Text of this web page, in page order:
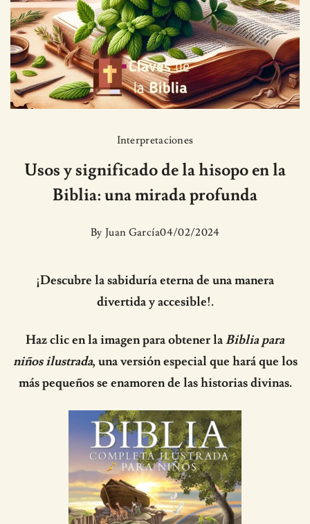
Interpretaciones
Usos y significado de la hisopo en la
Biblia: una mirada profunda
By Juan García04/02/2024
¡Descubre la sabiduría eterna de una manera
divertida y accesible!.
Haz clic en la imagen para obtener laBiblia para
niños ilustrada, una versión especial que hará que los
más pequeños se enamoren de las historias divinas.